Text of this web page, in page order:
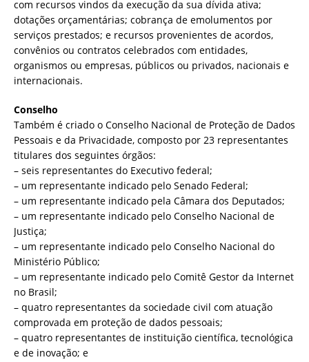
com recursos vindos da execução da sua dívida ativa;
dotações orçamentárias; cobrança de emolumentos por
serviços prestados; e recursos provenientes de acordos,
convênios ou contratos celebrados com entidades,
organismos ou empresas, públicos ou privados, nacionais e
internacionais.
Conselho
Também é criado o Conselho Nacional de Proteção de Dados
Pessoais e da Privacidade, composto por 23 representantes
titulares dos seguintes órgãos:
– seis representantes do Executivo federal;
– um representante indicado pelo Senado Federal;
– um representante indicado pela Câmara dos Deputados;
– um representante indicado pelo Conselho Nacional de
Justiça;
– um representante indicado pelo Conselho Nacional do
Ministério Público;
– um representante indicado pelo Comitê Gestor da Internet
no Brasil;
– quatro representantes da sociedade civil com atuação
comprovada em proteção de dados pessoais;
– quatro representantes de instituição científica, tecnológica
e de inovação; e